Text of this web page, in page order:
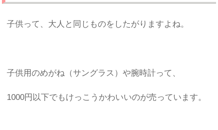
子供って、大人と同じものをしたがりますよね。
子供用のめがね（サングラス）や腕時計って、
1000円以下でもけっこうかわいいのが売っています。